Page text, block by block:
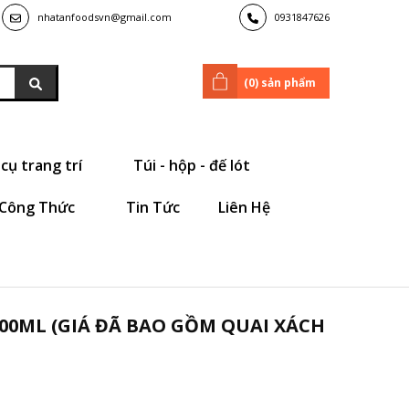
nhatanfoodsvn@gmail.com 0931847626
(0) sản phẩm
cụ trang trí Túi - hộp - đế lót
Công Thức Tin Tức Liên Hệ
(GIÁ ĐÃ BAO GỒM QUAI XÁCH